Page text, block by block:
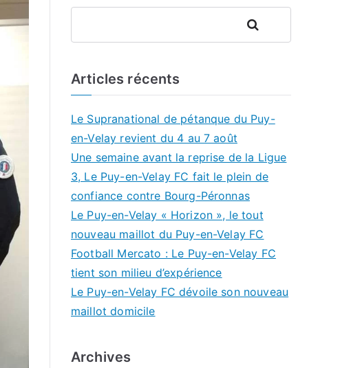
Rechercher
Articles récents
Le Supranational de pétanque du Puy-
en-Velay revient du 4 au 7 août
Une semaine avant la reprise de la Ligue
3, Le Puy-en-Velay FC fait le plein de
confiance contre Bourg-Péronnas
Le Puy-en-Velay « Horizon », le tout
nouveau maillot du Puy-en-Velay FC
Football Mercato : Le Puy-en-Velay FC
tient son milieu d’expérience
Le Puy-en-Velay FC dévoile son nouveau
maillot domicile
Archives